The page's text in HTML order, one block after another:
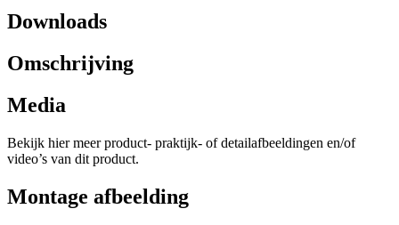
Downloads
Omschrijving
Media
Bekijk hier meer product- praktijk- of detailafbeeldingen en/of
video’s van dit product.
Montage afbeelding